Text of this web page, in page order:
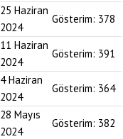
25 Haziran
2024
Gösterim: 378
11 Haziran
2024
Gösterim: 391
4 Haziran
2024
Gösterim: 364
28 Mayıs
2024
Gösterim: 382